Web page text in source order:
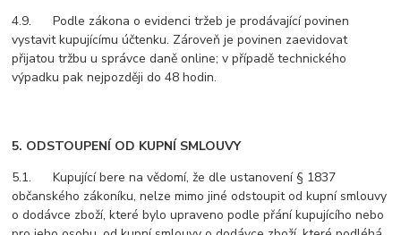
4.9. Podle zákona o evidenci tržeb je prodávající povinen
vystavit kupujícímu účtenku. Zároveň je povinen zaevidovat
přijatou tržbu u správce daně online; v případě technického
výpadku pak nejpozději do 48 hodin.
5. ODSTOUPENÍ OD KUPNÍ SMLOUVY
5.1. Kupující bere na vědomí, že dle ustanovení § 1837
občanského zákoníku, nelze mimo jiné odstoupit od kupní smlouvy
o dodávce zboží, které bylo upraveno podle přání kupujícího nebo